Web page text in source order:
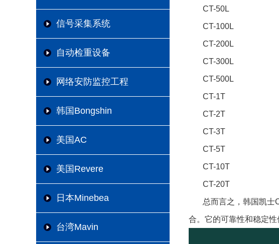
信号采集系统
自动检重设备
网络安防监控工程
韩国Bongshin
美国AC
美国Revere
日本Minebea
台湾Mavin
CT-50L
CT-100L
CT-200L
CT-300L
CT-500L
CT-1T
CT-2T
CT-3T
CT-5T
CT-10T
CT-20T
总而言之，韩国凯士
合。它的可靠性和稳定性